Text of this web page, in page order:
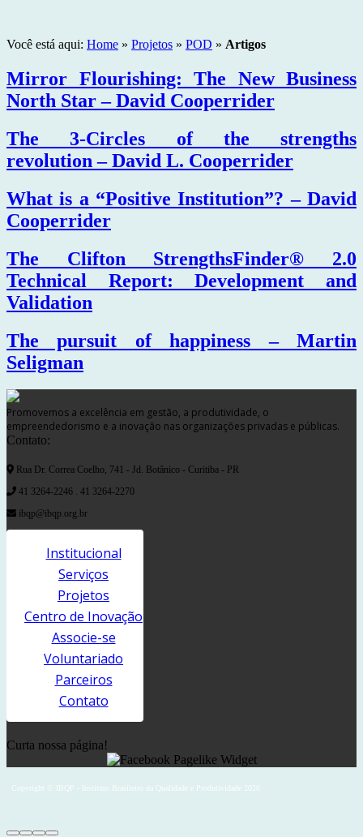
Você está aqui: Home » Projetos » POD » Artigos
Mirror Flourishing: The New Business
North Star – David Cooperrider
The 3-Circles of the strengths
revolution – David L. Cooperrider
What is a “Positive Institution”? – David
Cooperrider
The Clifton StrengthsFinder® 2.0
Technical Report: Development and
Validation
The pursuit of happiness – Martin
Seligman
Promovemos a excelência em gestão, a produtividade, o
empreendedorismo e a inovação nas organizações privadas e públicas.
Contato:
Rua Dr. Correa Coelho, 741 - Jd. Botânico - Curitiba - PR
41 3264-2246 . 41 3264-2270
ibqp@ibqp.org.br
Institucional
Serviços
Projetos
Centro de Inovação
Associe-se
Voluntariado
Parceiros
Contato
Curta nossa página!
Copyright © IBQP - Instituto Brasileiro da Qualidade e Produtividade 2026